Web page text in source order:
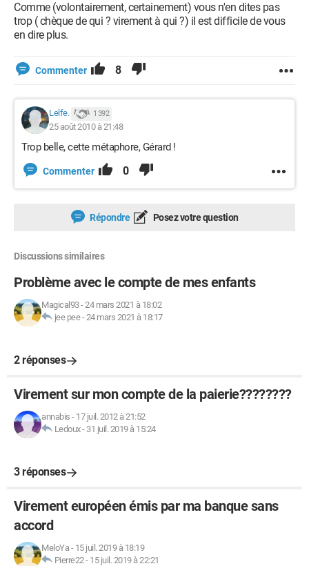
Comme (volontairement, certainement) vous n'en dites pas
trop ( chèque de qui ? virement à qui ?) il est difficile de vous
en dire plus.
Commenter 8
Lelfe. 1 392
25 août 2010 à 21:48
Trop belle, cette métaphore, Gérard !
Commenter 0
Répondre Posez votre question
Discussions similaires
Problème avec le compte de mes enfants
Magical93-24 mars 2021 à 18:02
jee pee-24 mars 2021 à 18:17
2 réponses
Virement sur mon compte de la paierie????????
annabis - 17 juil. 2012 à 21:52
Ledoux- 31 juil. 2019 à 15:24
3 réponses
Virement européen émis par ma banque sans
accord
MeloYa- 15 juil. 2019 à 18:19
Pierre22- 15 juil. 2019 à 22:21